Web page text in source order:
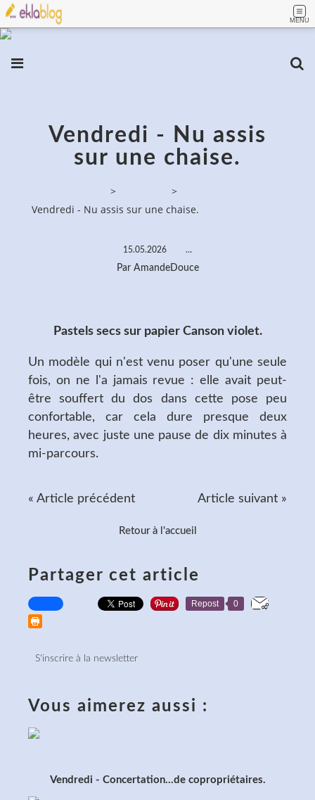
MENU
Vendredi - Nu assis
sur une chaise.
>
>
Vendredi - Nu assis sur une chaise.
15.05.2026 …
Par AmandeDouce
Pastels secs sur papier Canson violet.
Un modèle qui n'est venu poser qu'une seule
fois, on ne l'a jamais revue : elle avait peut-
être souffert du dos dans cette pose peu
confortable, car cela dure presque deux
heures, avec juste une pause de dix minutes à
mi-parcours.
« Article précédent Article suivant »
Retour à l'accueil
Partager cet article
Repost 0
S'inscrire à la newsletter
Vous aimerez aussi :
Vendredi - Concertation...de copropriétaires.